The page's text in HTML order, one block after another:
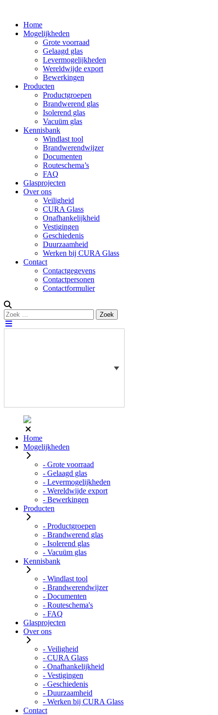
Home
Mogelijkheden
Grote voorraad
Gelaagd glas
Levermogelijkheden
Wereldwijde export
Bewerkingen
Producten
Productgroepen
Brandwerend glas
Isolerend glas
Vacuüm glas
Kennisbank
Windlast tool
Brandwerendwijzer
Documenten
Routeschema’s
FAQ
Glasprojecten
Over ons
Veiligheid
CURA Glass
Onafhankelijkheid
Vestigingen
Geschiedenis
Duurzaamheid
Werken bij CURA Glass
Contact
Contactgegevens
Contactpersonen
Contactformulier
Zoeken
naar:
Zoek
Home
Mogelijkheden
- Grote voorraad
- Gelaagd glas
- Levermogelijkheden
- Wereldwijde export
- Bewerkingen
Producten
- Productgroepen
- Brandwerend glas
- Isolerend glas
- Vacuüm glas
Kennisbank
- Windlast tool
- Brandwerendwijzer
- Documenten
- Routeschema's
- FAQ
Glasprojecten
Over ons
- Veiligheid
- CURA Glass
- Onafhankelijkheid
- Vestigingen
- Geschiedenis
- Duurzaamheid
- Werken bij CURA Glass
Contact